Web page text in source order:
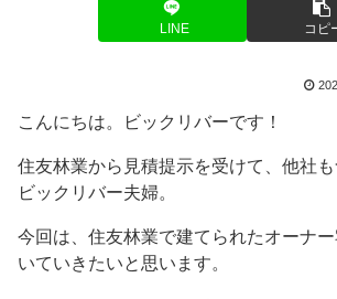
LINE コピ
こんにちは。ビックリバーです！
住友林業から見積提示を受けて、他社
ビックリバー夫婦。
今回は、住友林業で建てられたオーナ
いていきたいと思います。